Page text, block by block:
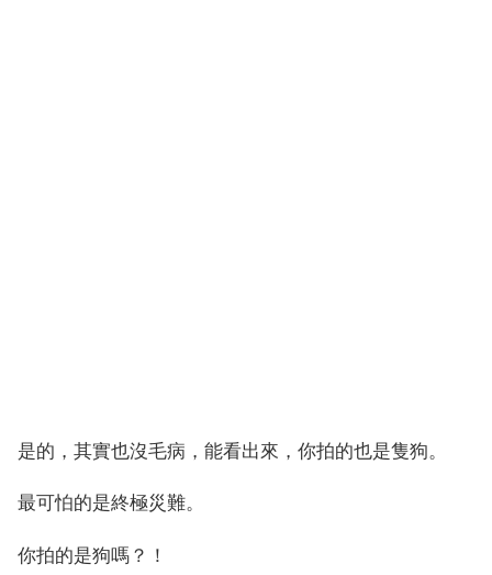
是的，其實也沒毛病，能看出來，你拍的也是隻狗。
最可怕的是終極災難。
你拍的是狗嗎？！